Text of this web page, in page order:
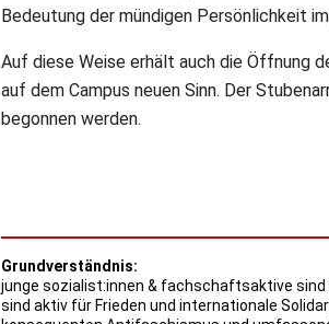
Bedeutung der mündigen Persönlichkeit
Auf diese Weise erhält auch die Öffnung
auf dem Campus neuen Sinn. Der
begonnen werden.
Grundverständnis:
junge sozialist:innen & fachschaftsaktive sind
sind aktiv für Frieden und internationale